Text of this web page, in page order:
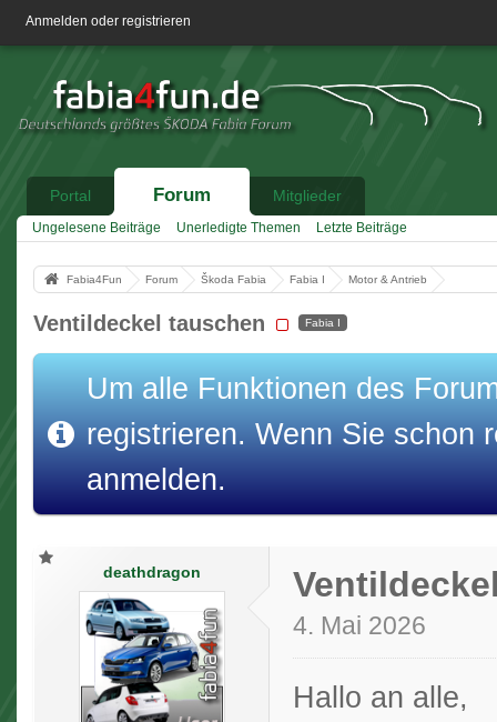
Anmelden oder registrieren
Portal Forum Mitglieder
Ungelesene Beiträge Unerledigte Themen Letzte Beiträge
Fabia4Fun Forum Škoda Fabia Fabia I Motor & Antrieb
Ventildeckel tauschen Fabia I
Um alle Funktionen des
registrieren. Wenn Sie schon
anmelden.
deathdragon
4. Mai 2026
Hallo an alle,